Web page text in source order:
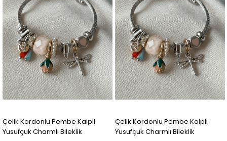
Çelik Kordonlu Pembe Kalpli
Yusufçuk Charmlı Bileklik
Çelik Kordonlu Pembe Kalpli
Yusufçuk Charmlı Bileklik